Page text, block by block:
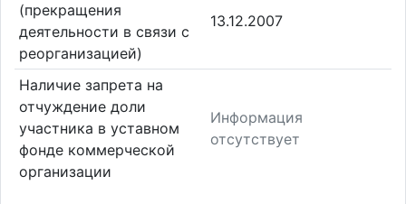
(прекращения
деятельности в связи с
реорганизацией)
13.12.2007
Наличие запрета на
отчуждение доли
участника в уставном
фонде коммерческой
организации
Информация
отсутствует